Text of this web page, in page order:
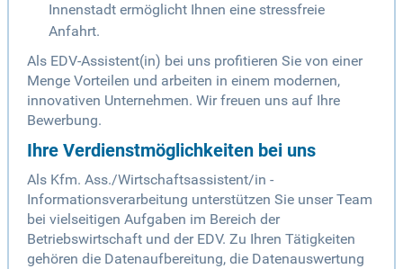
Innenstadt ermöglicht Ihnen eine stressfreie
Anfahrt.
Als EDV-Assistent(in) bei uns profitieren Sie von einer
Menge Vorteilen und arbeiten in einem modernen,
innovativen Unternehmen. Wir freuen uns auf Ihre
Bewerbung.
Ihre Verdienstmöglichkeiten bei uns
Als Kfm. Ass./Wirtschaftsassistent/in -
Informationsverarbeitung unterstützen Sie unser Team
bei vielseitigen Aufgaben im Bereich der
Betriebswirtschaft und der EDV. Zu Ihren Tätigkeiten
gehören die Datenaufbereitung, die Datenauswertung